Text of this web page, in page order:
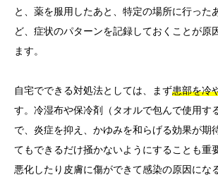
と、薬を服用したあと、特定の場所に行った
ど、症状のパターンを記録しておくことが原
ます。
自宅でできる対処法としては、まず患部を冷
す。冷湿布や保冷剤（タオルで包んで使用す
で、炎症を抑え、かゆみを和らげる効果が期
てもできるだけ掻かないようにすることも重
悪化したり皮膚に傷ができて感染の原因にな